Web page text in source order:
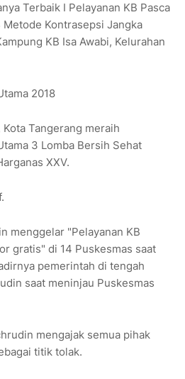
Terbaik I Pelayanan KB Pasca
Kontrasepsi Jangka
KB Isa Awabi, Kelurahan
2018
Tangerang meraih
3 Lomba Bersih Sehat
XXV.
menggelar "Pelayanan KB
gratis" di 14 Puskesmas saat
pemerintah di tengah
saat meninjau Puskesmas
mengajak semua pihak
titik tolak.